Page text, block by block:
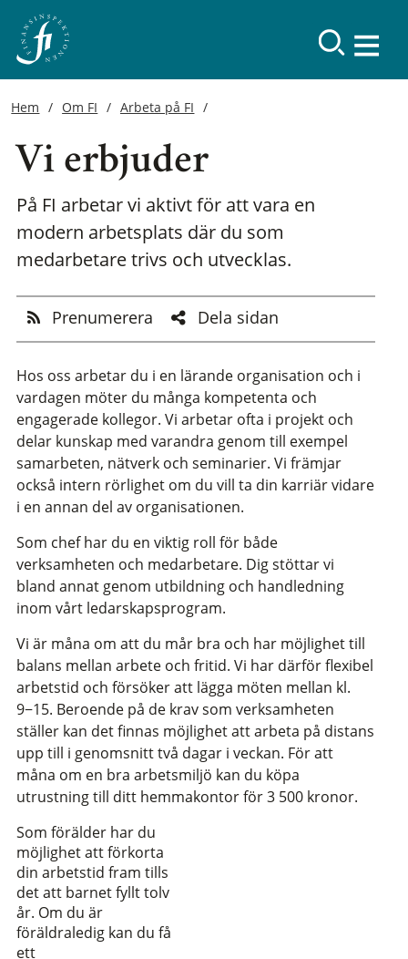
Hem Om FI Arbeta på FI
Vi erbjuder
På FI arbetar vi aktivt för att vara en
modern arbetsplats där du som
medarbetare trivs och utvecklas.
Prenumerera Dela sidan
Hos oss arbetar du i en lärande organisation och i
vardagen möter du många kompetenta och
engagerade kollegor. Vi arbetar ofta i projekt och
delar kunskap med varandra genom till exempel
samarbeten, nätverk och seminarier. Vi främjar
också intern rörlighet om du vill ta din karriär vidare
i en annan del av organisationen.
Som chef har du en viktig roll för både
verksamheten och medarbetare. Dig stöttar vi
bland annat genom utbildning och handledning
inom vårt ledarskapsprogram.
Vi är måna om att du mår bra och har möjlighet till
balans mellan arbete och fritid. Vi har därför flexibel
arbetstid och försöker att lägga möten mellan kl.
9−15. Beroende på de krav som verksamheten
ställer kan det finnas möjlighet att arbeta på distans
upp till i genomsnitt två dagar i veckan. För att
måna om en bra arbetsmiljö kan du köpa
utrustning till ditt hemmakontor för 3 500 kronor.
Som förälder har du
möjlighet att förkorta
din arbetstid fram tills
det att barnet fyllt tolv
år. Om du är
föräldraledig kan du få
ett